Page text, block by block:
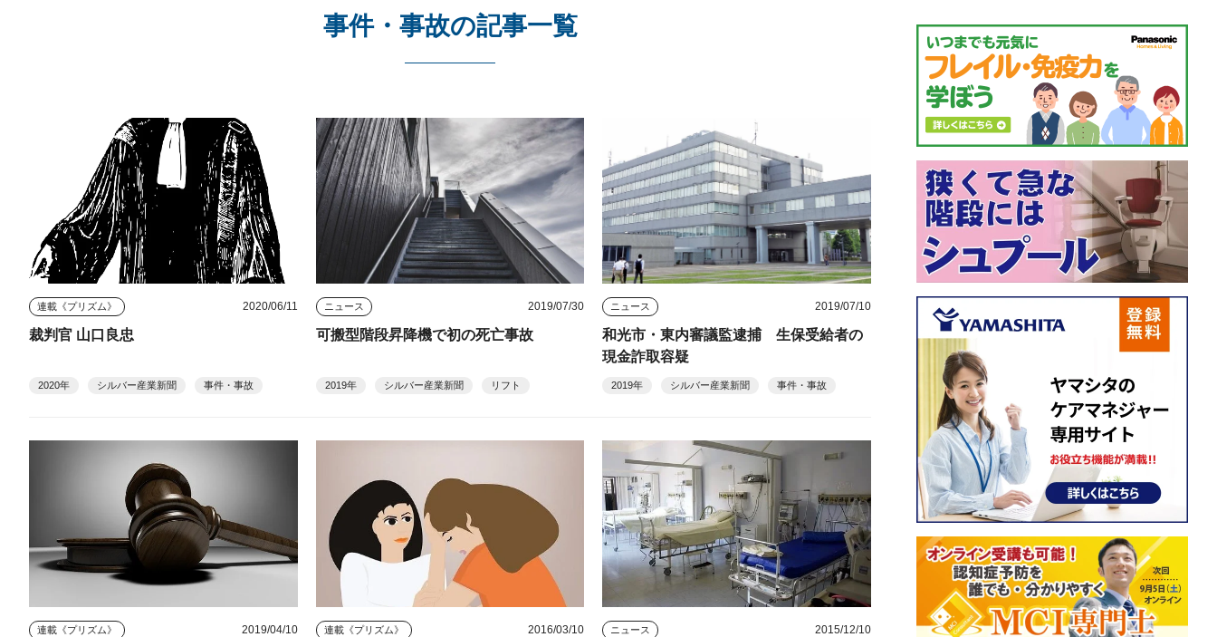
事件・事故の記事一覧
連載《プリズム》 2020/06/11
裁判官 山口良忠
2020年 シルバー産業新聞 事件・事故
ニュース 2019/07/30
可搬型階段昇降機で初の死亡事故
2019年 シルバー産業新聞 リフト
ニュース 2019/07/10
和光市・東内審議監逮捕 生保受給者の
現金詐取容疑
2019年 シルバー産業新聞 事件・事故
連載《プリズム》 2019/04/10 連載《プリズム》 2016/03/10 ニュース 2015/12/10